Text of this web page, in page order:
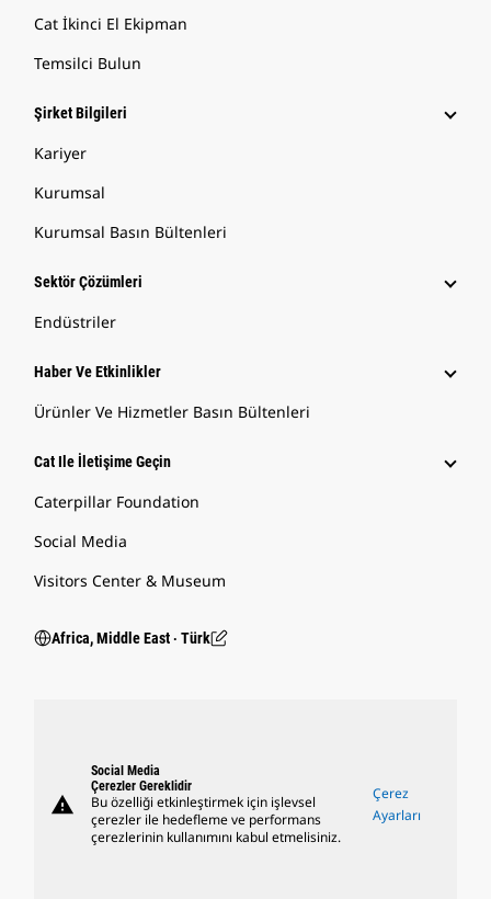
Cat İkinci El Ekipman
Temsilci Bulun
Şirket Bilgileri
Kariyer
Kurumsal
Kurumsal Basın Bültenleri
Sektör Çözümleri
Endüstriler
Haber Ve Etkinlikler
Ürünler Ve Hizmetler Basın Bültenleri
Cat Ile İletişime Geçin
Caterpillar Foundation
Social Media
Visitors Center & Museum
Africa, Middle East ‧ Türk
warning
Social Media
Çerezler Gereklidir
Bu özelliği etkinleştirmek için işlevsel
çerezler ile hedefleme ve performans
çerezlerinin kullanımını kabul etmelisiniz.
Çerez
Ayarları